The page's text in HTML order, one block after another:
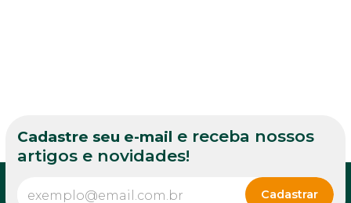
Cadastre seu e-mail e receba nossos
artigos e novidades!